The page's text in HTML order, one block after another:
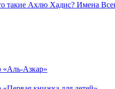
такие Ахлю Хадис? Имена
Азкар»